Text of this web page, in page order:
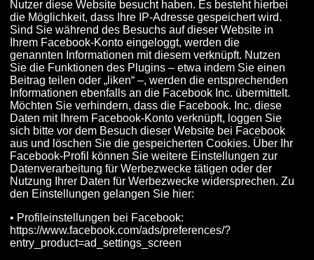
Nutzer diese Website besucht haben. Es besteht hierbei
die Möglichkeit, dass Ihre IP-Adresse gespeichert wird.
Sind Sie während des Besuchs auf dieser Website in
Ihrem Facebook-Konto eingeloggt, werden die
genannten Informationen mit diesem verknüpft. Nutzen
Sie die Funktionen des Plugins – etwa indem Sie einen
Beitrag teilen oder „liken“ –, werden die entsprechenden
Informationen ebenfalls an die Facebook Inc. übermittelt.
Möchten Sie verhindern, dass die Facebook. Inc. diese
Daten mit Ihrem Facebook-Konto verknüpft, loggen Sie
sich bitte vor dem Besuch dieser Website bei Facebook
aus und löschen Sie die gespeicherten Cookies. Über Ihr
Facebook-Profil können Sie weitere Einstellungen zur
Datenverarbeitung für Werbezwecke tätigen oder der
Nutzung Ihrer Daten für Werbezwecke widersprechen. Zu
den Einstellungen gelangen Sie hier:
• Profileinstellungen bei Facebook:
https://www.facebook.com/ads/preferences/?
entry_product=ad_settings_screen